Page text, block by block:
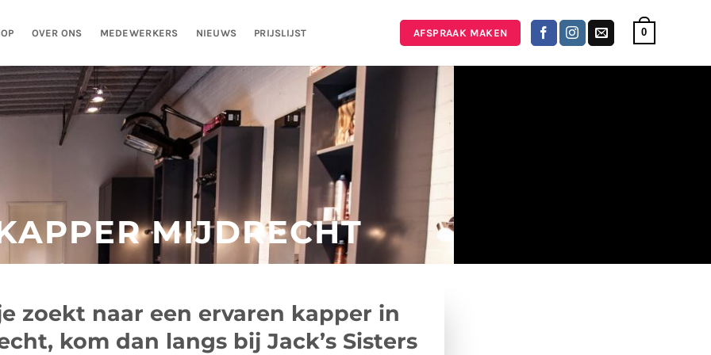
OVER ONS MEDEWERKERS NIEUWS PRIJSLIJST AFSPRAAK MAKEN 0
MIJDRECHT
zoekt naar een ervaren kapper in
kom dan langs bij Jack’s Sisters